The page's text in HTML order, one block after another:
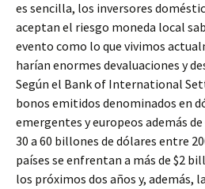
es sencilla, los inversores
aceptan el riesgo moneda local
evento como lo que vivimos
harían enormes devaluaciones y
Según el Bank of International
bonos emitidos denominados en
emergentes y europeos además
30 a 60 billones de dólares entre
países se enfrentan a más de $2
los próximos dos años y, además,